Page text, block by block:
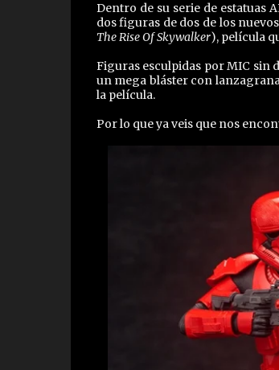
Dentro de su serie de estatuas
dos figuras de dos de los
The Rise Of Skywalker), película
Figuras esculpidas por MIC sin
un mega bláster con
la película.
Por lo que ya veis que nos